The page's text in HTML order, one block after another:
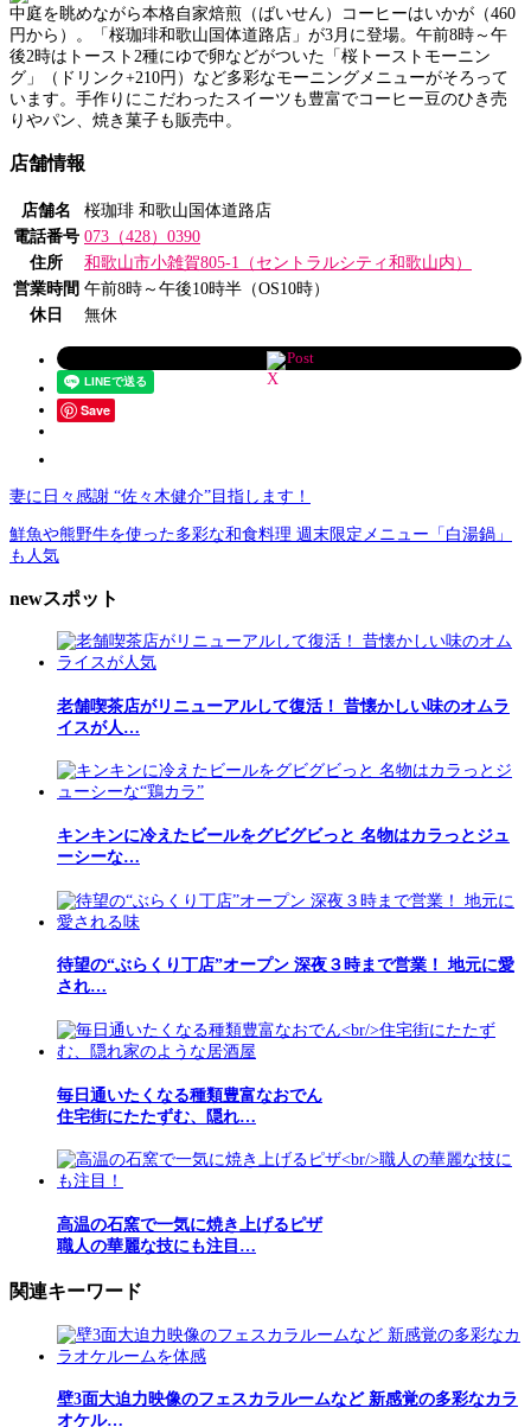
中庭を眺めながら本格自家焙煎（ばいせん）コーヒーはいかが（460
円から）。「桜珈琲和歌山国体道路店」が3月に登場。午前8時～午
後2時はトースト2種にゆで卵などがついた「桜トーストモーニン
グ」（ドリンク+210円）など多彩なモーニングメニューがそろって
います。手作りにこだわったスイーツも豊富でコーヒー豆のひき売
りやパン、焼き菓子も販売中。
店舗情報
店舗名
桜珈琲 和歌山国体道路店
電話番号 073（428）0390
住所
和歌山市小雑賀805-1（セントラルシティ和歌山内）
営業時間 午前8時～午後10時半（OS10時）
休日
無休
Post
Save
妻に日々感謝 “佐々木健介”目指します！
鮮魚や熊野牛を使った多彩な和食料理 週末限定メニュー「白湯鍋」
も人気
newスポット
老舗喫茶店がリニューアルして復活！ 昔懐かしい味のオムラ
イスが人…
キンキンに冷えたビールをグビグビっと 名物はカラっとジュ
ーシーな…
待望の“ぶらくり丁店”オープン 深夜３時まで営業！ 地元に愛
され…
毎日通いたくなる種類豊富なおでん
住宅街にたたずむ、隠れ…
高温の石窯で一気に焼き上げるピザ
職人の華麗な技にも注目…
関連キーワード
壁3面大迫力映像のフェスカラルームなど 新感覚の多彩なカラ
オケル…